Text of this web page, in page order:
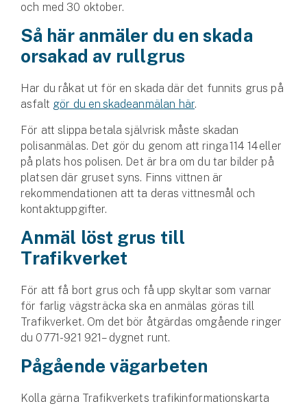
och med 30 oktober.
Så här anmäler du en skada
orsakad av rullgrus
Har du råkat ut för en skada där det funnits grus på
asfalt gör du en skadeanmälan här.
För att slippa betala självrisk måste skadan
polisanmälas. Det gör du genom att ringa 114 14 eller
på plats hos polisen. Det är bra om du tar bilder på
platsen där gruset syns. Finns vittnen är
rekommendationen att ta deras vittnesmål och
kontaktuppgifter.
Anmäl löst grus till
Trafikverket
För att få bort grus och få upp skyltar som varnar
för farlig vägsträcka ska en anmälas göras till
Trafikverket. Om det bör åtgärdas omgående ringer
du 0771-921 921 – dygnet runt.
Pågående vägarbeten
Kolla gärna Trafikverkets trafikinformationskarta